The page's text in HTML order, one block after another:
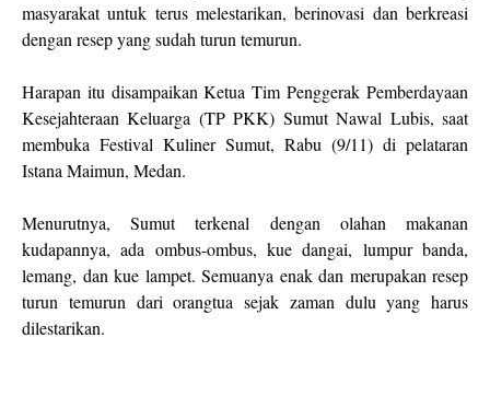
masyarakat untuk terus melestarikan, berinovasi dan berkreasi
dengan resep yang sudah turun temurun.
Harapan itu disampaikan Ketua Tim Penggerak Pemberdayaan
Kesejahteraan Keluarga (TP PKK) Sumut Nawal Lubis, saat
membuka Festival Kuliner Sumut, Rabu (9/11) di pelataran
Istana Maimun, Medan.
Menurutnya, Sumut terkenal dengan olahan makanan
kudapannya, ada ombus-ombus, kue dangai, lumpur banda,
lemang, dan kue lampet. Semuanya enak dan merupakan resep
turun temurun dari orangtua sejak zaman dulu yang harus
dilestarikan.